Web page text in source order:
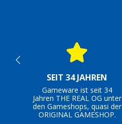
SEIT 34 JAHREN
Gameware ist seit 34
Jahren THE REAL OG unter
den Gameshops, quasi der
ORIGINAL GAMESHOP.